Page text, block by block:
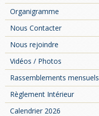
Organigramme
Nous Contacter
Nous rejoindre
Vidéos / Photos
Rassemblements mensuels
Règlement Intérieur
Calendrier 2026